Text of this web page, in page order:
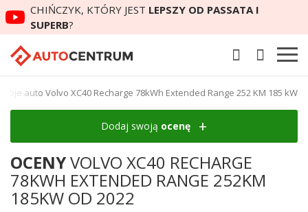
CHIŃCZYK, KTÓRY JEST LEPSZY OD PASSATA I
SUPERB?
auto Volvo XC40 Recharge 78kWh Extended Range 252 KM 185 kW
Dodaj swoją ocenę
OCENYVOLVO XC40 RECHARGE
78KWH EXTENDED RANGE 252KM
185KW OD 2022